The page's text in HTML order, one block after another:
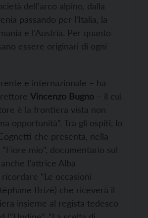
dell’arco alpino, dalla
passando per l’Italia, la
e l’Austria. Per quanto
essere originari di ogni
e internazionale – ha
Vincenzo Bugno – il cui
è la frontiera vista non
opportunità”. Tra gli ospiti, lo
che presenta, nella
mio”, documentario sul
l’attrice Alba
“Le occasioni
Brizé) che riceverà il
insieme al regista tedesco